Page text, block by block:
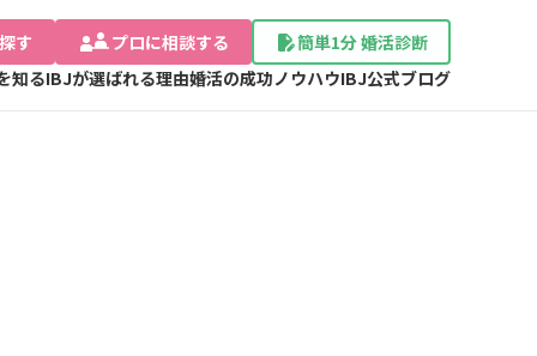
す プロに相談する
簡単1分 婚活診断
知るIBJが選ばれる理由婚活の成功ノウハウIBJ公式ブログ